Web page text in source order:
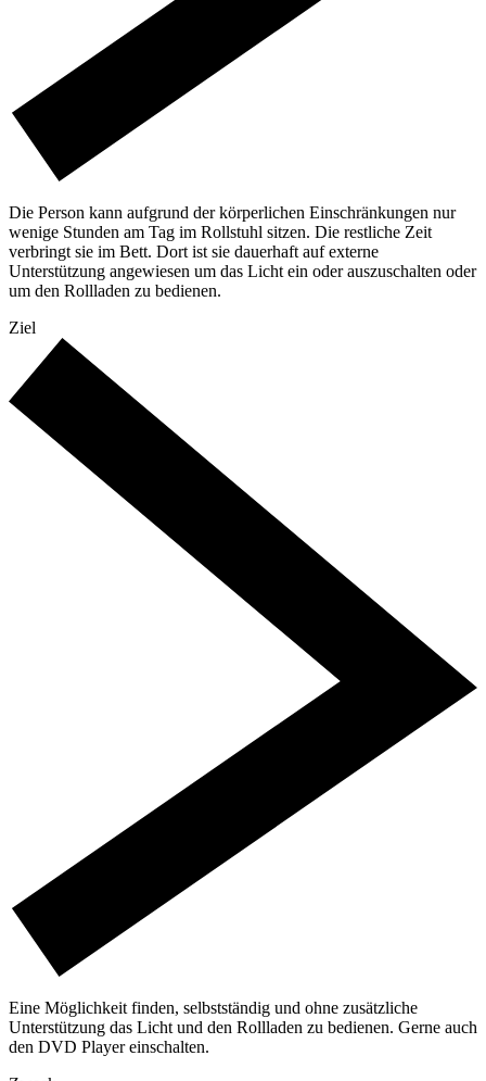
Die Person kann aufgrund der körperlichen Einschränkungen nur
wenige Stunden am Tag im Rollstuhl sitzen. Die restliche Zeit
verbringt sie im Bett. Dort ist sie dauerhaft auf externe
Unterstützung angewiesen um das Licht ein oder auszuschalten oder
um den Rollladen zu bedienen.
Ziel
Eine Möglichkeit finden, selbstständig und ohne zusätzliche
Unterstützung das Licht und den Rollladen zu bedienen. Gerne auch
den DVD Player einschalten.